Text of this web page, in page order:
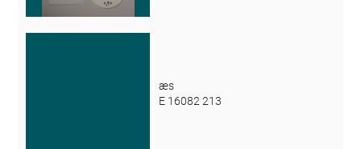
æs
E 16082 213